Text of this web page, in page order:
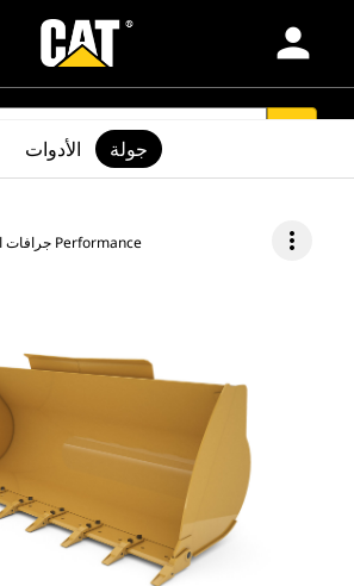
person
جرافات الأغراض العامة - الفئة Performance more_vert
الأدوات جولة